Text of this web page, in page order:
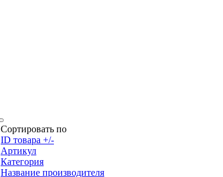
Сортировать по
ID товара +/-
Артикул
Категория
Название производителя